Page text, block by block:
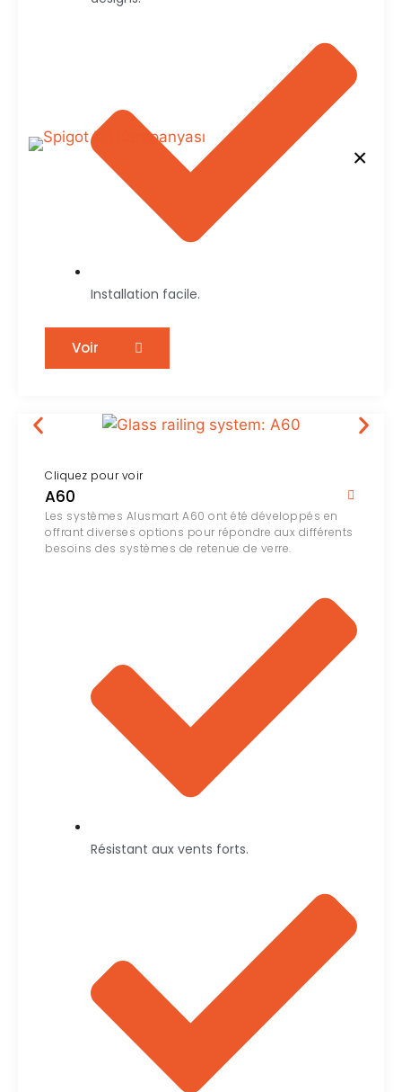
Installation facile.
Voir
Cliquez pour voir
A60
Les systèmes Alusmart A60 ont été développés en
offrant diverses options pour répondre aux différents
besoins des systèmes de retenue de verre.
Résistant aux vents forts.
×